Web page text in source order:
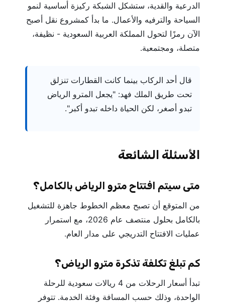
الدرعية والقدية، ستشكل الشبكة ركيزة أساسية لنمو
السياحة والترفيه والأعمال. ما بدأ كمشروع نقل أصبح
الآن رمزًا لتحول المملكة العربية السعودية - نظيفة،
متصلة، ومجتمعية.
قال أحد الركاب بينما كانت القطارات تنزلق
تحت طريق الملك فهد: "يجعل المترو الرياض
تبدو أصغر، لكن الحياة داخله تبدو أكبر".
الأسئلة الشائعة
متى سيتم افتتاح مترو الرياض بالكامل؟
من المتوقع أن تصبح معظم الخطوط جاهزة للتشغيل
بالكامل بحلول منتصف عام 2026، مع استمرار
عمليات الافتتاح التدريجي على مدار العام.
كم تبلغ تكلفة تذكرة مترو الرياض؟
تبدأ أسعار الرحلات من 4 ريالات سعودية للرحلة
الواحدة، وذلك حسب المسافة وفئة الخدمة. تتوفر